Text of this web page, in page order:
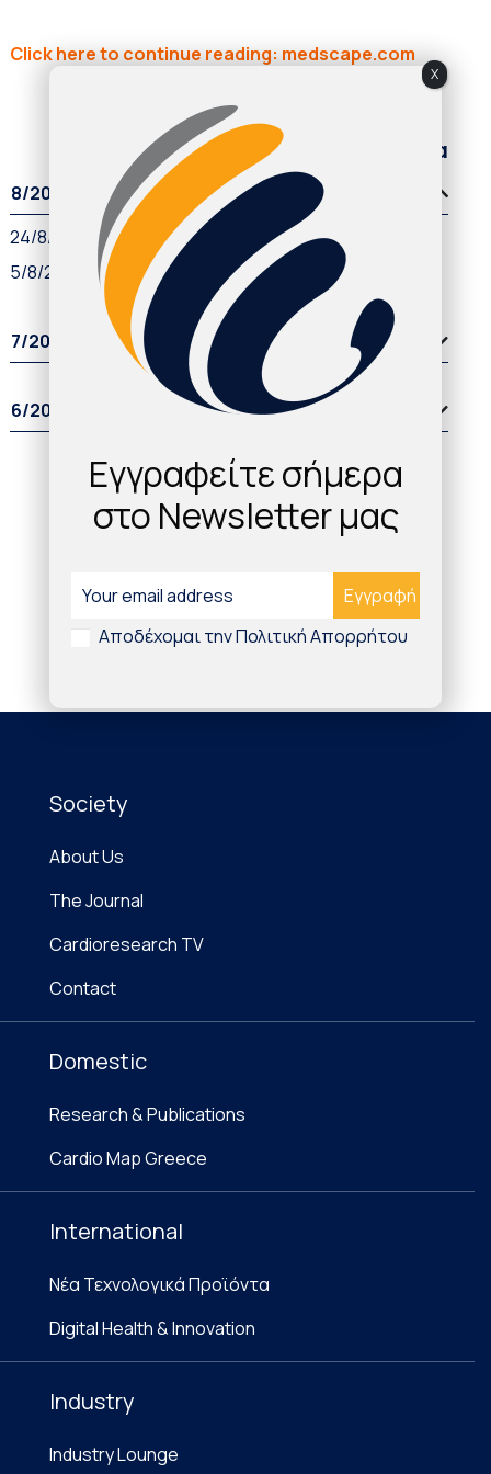
Click here to continue reading: medscape.com
Παλαιότερα άρθρα
8/2021
24/8/2021
5/8/2021
7/2021
6/2021
Society
About Us
The Journal
Cardioresearch TV
Contact
Domestic
Research & Publications
Cardio Map Greece
International
Νέα Τεχνολογικά Προϊόντα
Digital Health & Innovation
Industry
Industry Lounge
Εγγραφείτε σήμερα
στο Newsletter μας
Αποδέχομαι την Πολιτική Απορρήτου
X